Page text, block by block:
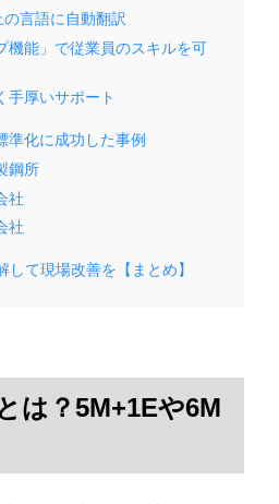
言語に自動翻訳
機能」で従業員のスキルを可
手厚いサポート
準化に成功した事例
鋼所
社
社
て現場改善を【まとめ】
は？5M+1Eや6M